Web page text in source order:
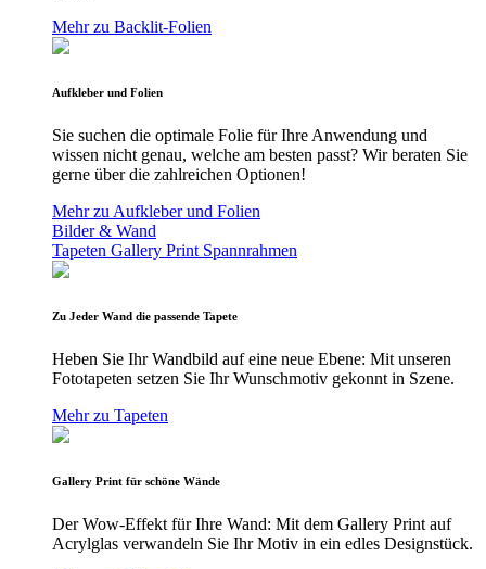
Mehr zu Backlit-Folien
Aufkleber und Folien
Sie suchen die optimale Folie für Ihre Anwendung und
wissen nicht genau, welche am besten passt? Wir beraten Sie
gerne über die zahlreichen Optionen!
Mehr zu Aufkleber und Folien
Bilder & Wand
Tapeten Gallery Print Spannrahmen
Zu Jeder Wand die passende Tapete
Heben Sie Ihr Wandbild auf eine neue Ebene: Mit unseren
Fototapeten setzen Sie Ihr Wunschmotiv gekonnt in Szene.
Mehr zu Tapeten
Gallery Print für schöne Wände
Der Wow-Effekt für Ihre Wand: Mit dem Gallery Print auf
Acrylglas verwandeln Sie Ihr Motiv in ein edles Designstück.